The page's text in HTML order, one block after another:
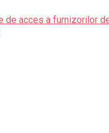
de acces a furnizorilor